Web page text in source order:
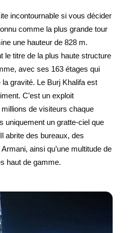
incontournable si vous décider
comme la plus grande tour
une hauteur de 828 m.
le titre de la plus haute structure
avec ses 163 étages qui
gravité. Le Burj Khalifa est
C’est un exploit
de visiteurs chaque
uniquement un gratte-ciel que
abrite des bureaux, des
ainsi qu’une multitude de
haut de gamme.